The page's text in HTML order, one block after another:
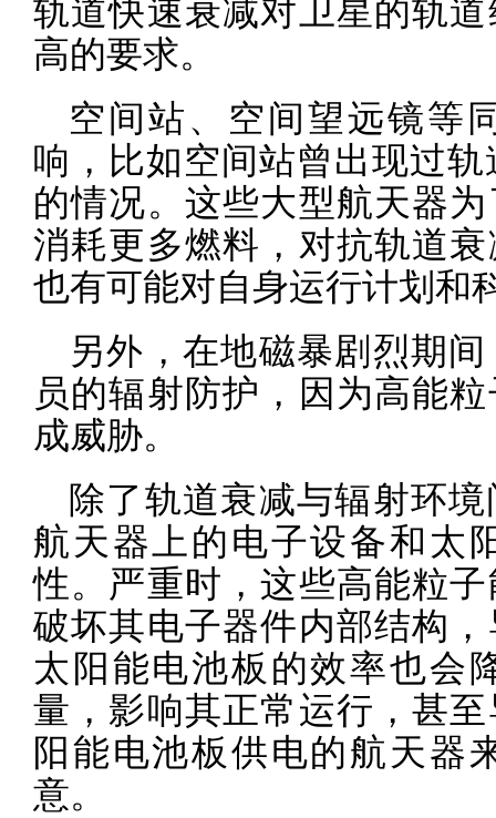
轨道快速衰减对卫星的轨
高的要求。
空间站、空间望远镜等
响，比如空间站曾出现过
的情况。这些大型航天器
消耗更多燃料，对抗轨道
也有可能对自身运行计划和
另外，在地磁暴剧烈期
员的辐射防护，因为高能
成威胁。
除了轨道衰减与辐射环
航天器上的电子设备和太
性。严重时，这些高能粒
破坏其电子器件内部结构
太阳能电池板的效率也会
量，影响其正常运行，甚
阳能电池板供电的航天器
意。